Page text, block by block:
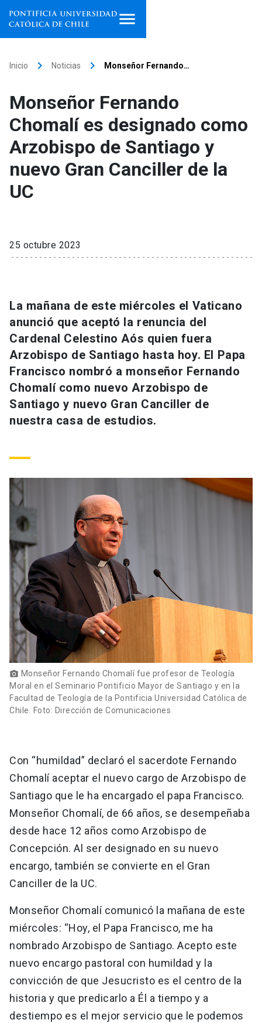
Facultades, escuelas e
institutos
Investigación
Internacionalización
Vinculación
Información para keyboard_arrow_down
Futuros estudiantes
Estudiantes
Académicos
Personal
Vecinos
Go to english site
ACCESOS DIRECTOS
Admisión
Mi Cuenta UC launch
Mi Portal UC
Medios
launch
Inicio keyboard_arrow_right Noticias keyboard_arrow_right Monseñor Fernando…
Monseñor Fernando
Chomalí es designado como
Arzobispo de Santiago y
nuevo Gran Canciller de la
UC
25 octubre 2023
La mañana de este miércoles el Vaticano
anunció que aceptó la renuncia del
Cardenal Celestino Aós quien fuera
Arzobispo de Santiago hasta hoy. El Papa
Francisco nombró a monseñor Fernando
Chomalí como nuevo Arzobispo de
Santiago y nuevo Gran Canciller de
nuestra casa de estudios.
photo_camera Monseñor Fernando Chomalí fue profesor de Teología
Moral en el Seminario Pontificio Mayor de Santiago y en la
Facultad de Teología de la Pontificia Universidad Católica de
Chile. Foto: Dirección de Comunicaciones
Con “humildad” declaró el sacerdote Fernando
Chomalí aceptar el nuevo cargo de Arzobispo de
Santiago que le ha encargado el papa Francisco.
Monseñor Chomalí, de 66 años, se desempeñaba
desde hace 12 años como Arzobispo de
Concepción. Al ser designado en su nuevo
encargo, también se convierte en el Gran
Canciller de la UC.
Monseñor Chomalí comunicó la mañana de este
miércoles: “Hoy, el Papa Francisco, me ha
nombrado Arzobispo de Santiago. Acepto este
nuevo encargo pastoral con humildad y la
convicción de que Jesucristo es el centro de la
historia y que predicarlo a Él a tiempo y a
destiempo es el mejor servicio que le podemos